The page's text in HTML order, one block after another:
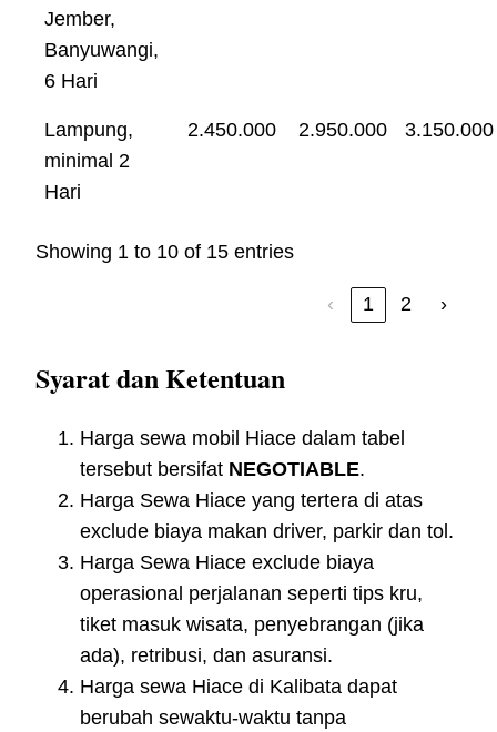
Jember,
Banyuwangi,
6 Hari
Lampung,
minimal 2
Hari
2.450.000 2.950.000 3.150.000
Showing 1 to 10 of 15 entries
‹ 1 2 ›
Syarat dan Ketentuan
Harga sewa mobil Hiace dalam tabel
tersebut bersifat NEGOTIABLE.
Harga Sewa Hiace yang tertera di atas
exclude biaya makan driver, parkir dan tol.
Harga Sewa Hiace exclude biaya
operasional perjalanan seperti tips kru,
tiket masuk wisata, penyebrangan (jika
ada), retribusi, dan asuransi.
Harga sewa Hiace di Kalibata dapat
berubah sewaktu-waktu tanpa